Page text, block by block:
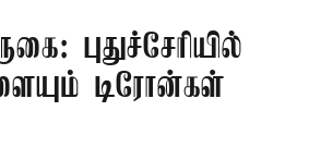
புதுச்சேரியில்
டிரோன்கள்